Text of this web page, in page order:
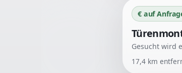
€ auf
17,4 km